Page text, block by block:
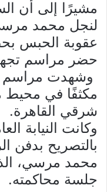
مشيرًا إلى أن
لنجل محمد
عقوبة الحبس
حضر مراسم
وشهدت مراسم
مكثفًا في محيط
شرقي القاهرة.
وكانت النيابة
بالتصريح بدفن
محمد مرسي،
جلسة محاكمته.